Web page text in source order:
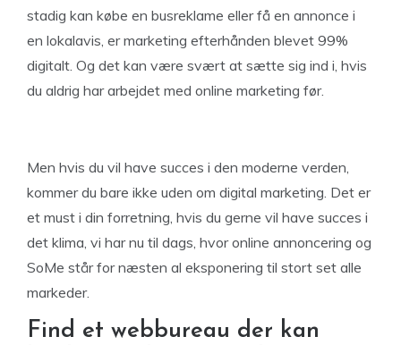
stadig kan købe en busreklame eller få en annonce i
en lokalavis, er marketing efterhånden blevet 99%
digitalt. Og det kan være svært at sætte sig ind i, hvis
du aldrig har arbejdet med online marketing før.
Men hvis du vil have succes i den moderne verden,
kommer du bare ikke uden om digital marketing. Det er
et must i din forretning, hvis du gerne vil have succes i
det klima, vi har nu til dags, hvor online annoncering og
SoMe står for næsten al eksponering til stort set alle
markeder.
Find et webbureau der kan